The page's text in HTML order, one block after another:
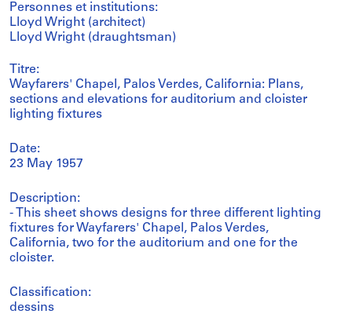
Personnes et institutions:
Lloyd Wright (architect)
Lloyd Wright (draughtsman)
Titre:
Wayfarers' Chapel, Palos Verdes, California: Plans,
sections and elevations for auditorium and cloister
lighting fixtures
Date:
23 May 1957
Description:
- This sheet shows designs for three different lighting
fixtures for Wayfarers' Chapel, Palos Verdes,
California, two for the auditorium and one for the
cloister.
Classification:
dessins